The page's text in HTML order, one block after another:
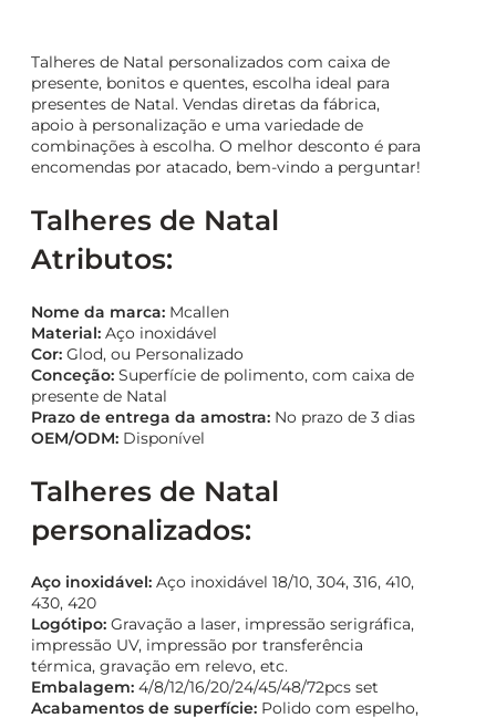
Talheres de Natal personalizados com caixa de
presente, bonitos e quentes, escolha ideal para
presentes de Natal. Vendas diretas da fábrica,
apoio à personalização e uma variedade de
combinações à escolha. O melhor desconto é para
encomendas por atacado, bem-vindo a perguntar!
Talheres de Natal
Atributos:
Nome da marca: Mcallen
Material: Aço inoxidável
Cor: Glod, ou Personalizado
Conceção: Superfície de polimento, com caixa de
presente de Natal
Prazo de entrega da amostra: No prazo de 3 dias
OEM/ODM: Disponível
Talheres de Natal
personalizados:
Aço inoxidável: Aço inoxidável 18/10, 304, 316, 410,
430, 420
Logótipo: Gravação a laser, impressão serigráfica,
impressão UV, impressão por transferência
térmica, gravação em relevo, etc.
Embalagem: 4/8/12/16/20/24/45/48/72pcs set
Acabamentos de superfície: Polido com espelho,